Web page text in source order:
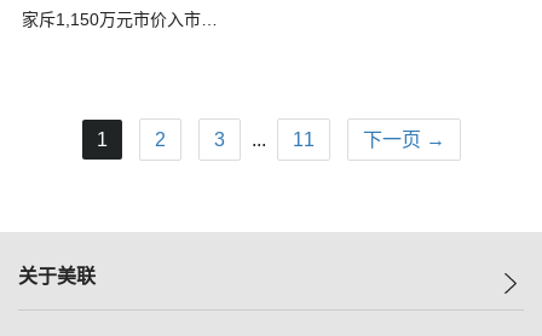
家斥1,150万元市价入市…
1 2 3 ... 11 下一页 →
关于美联